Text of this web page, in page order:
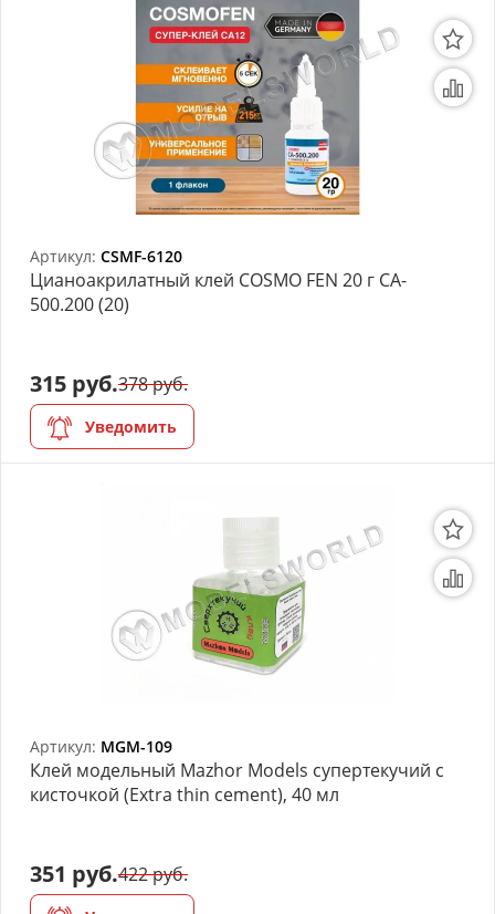
Артикул: CSMF-6120
Цианоакрилатный клей COSMO FEN 20 г CA-
500.200 (20)
315 руб.378 руб.
Уведомить
Артикул: MGM-109
Клей модельный Mazhor Models супертекучий с
кисточкой (Extra thin cement), 40 мл
351 руб.422 руб.